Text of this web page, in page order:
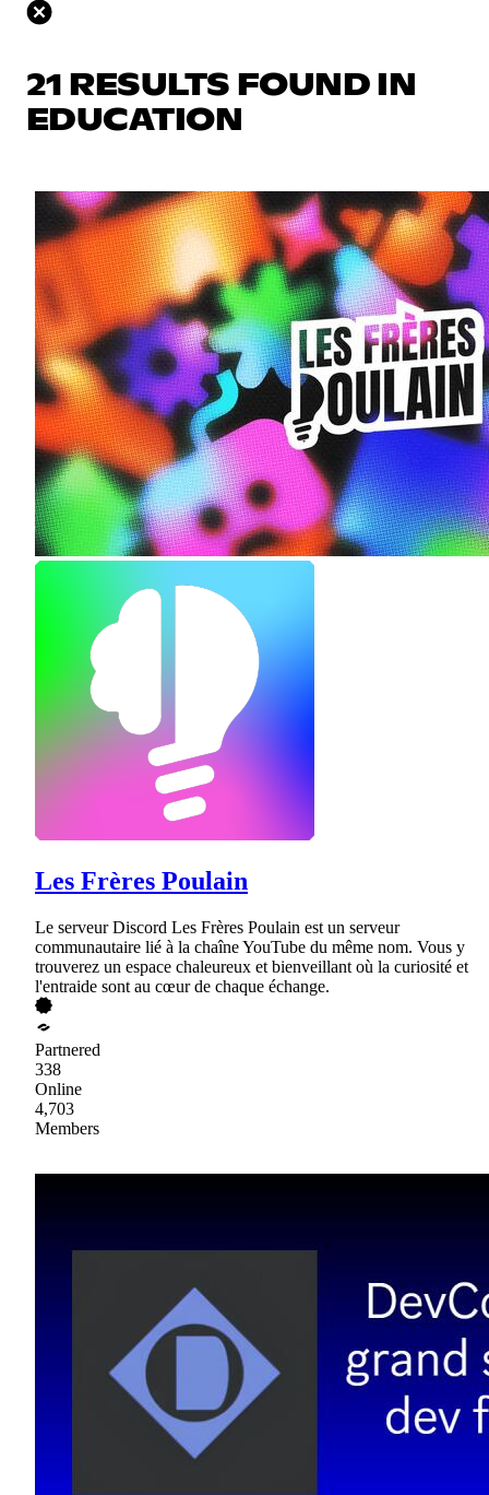
21 RESULTS FOUND IN
EDUCATION
Les Frères Poulain
Le serveur Discord Les Frères Poulain est un serveur
communautaire lié à la chaîne YouTube du même nom. Vous y
trouverez un espace chaleureux et bienveillant où la curiosité et
l'entraide sont au cœur de chaque échange.
Partnered
338
Online
4,703
Members